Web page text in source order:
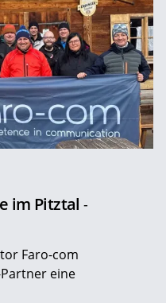
im Pitztal -
Faro-com
eine